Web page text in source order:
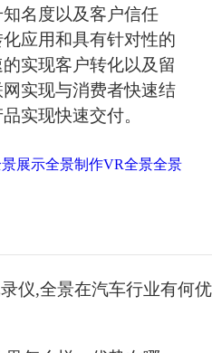
名度以及客户信任
应用和具有针对性的
实现客户转化以及留
实现与消费者快速结
实现快速交付。
展示全景制作VR全景全景
仪,全景在汽车行业有何优